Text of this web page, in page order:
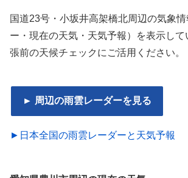
国道23号・小坂井高架橋北周辺の気象
ー・現在の天気・天気予報）を表示して
張前の天候チェックにご活用ください。
► 周辺の雨雲レーダーを見る
►日本全国の雨雲レーダーと天気予報